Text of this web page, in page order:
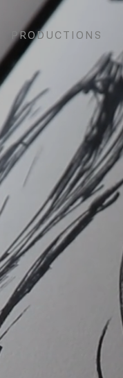
PRODUCTIONS